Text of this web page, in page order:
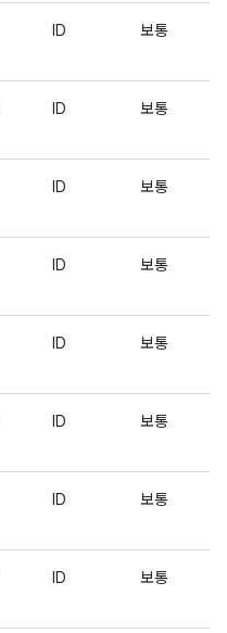
ID 보통
ID 보통
ID 보통
ID 보통
ID 보통
ID 보통
ID 보통
ID 보통